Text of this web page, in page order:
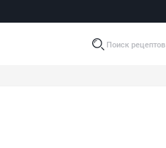
Поиск рецептов